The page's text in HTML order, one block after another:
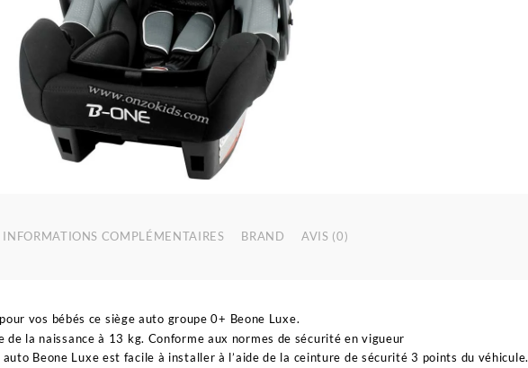
INFORMATIONS COMPLÉMENTAIRES BRAND AVIS (0)
vos bébés ce siège auto groupe 0+ Beone Luxe.
de la naissance à 13 kg. Conforme aux normes de sécurité en vigueur
auto Beone Luxe est facile à installer à l’aide de la ceinture de sécurité 3 points du véhicule.